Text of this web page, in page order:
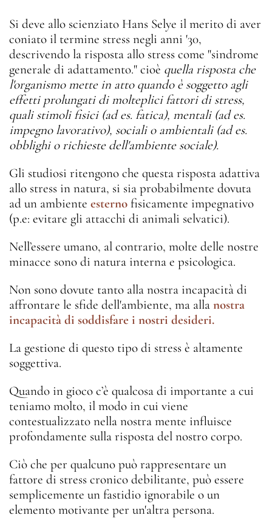
Si deve allo scienziato Hans Selye il merito di aver
coniato il termine stress negli anni '30,
descrivendo la risposta allo stress come "sindrome
generale di adattamento." cioè quella risposta che
l'organismo mette in atto quando è soggetto agli
effetti prolungati di molteplici fattori di stress,
quali stimoli fisici (ad es. fatica), mentali (ad es.
impegno lavorativo), sociali o ambientali (ad es.
obblighi o richieste dell'ambiente sociale).
Gli studiosi ritengono che questa risposta adattiva
allo stress in natura, si sia probabilmente dovuta
ad un ambiente esterno fisicamente impegnativo
(p.e: evitare gli attacchi di animali selvatici).
Nell’essere umano, al contrario, molte delle nostre
minacce sono di natura interna e psicologica.
Non sono dovute tanto alla nostra incapacità di
affrontare le sfide dell'ambiente, ma alla nostra
incapacità di soddisfare i nostri desideri.
La gestione di questo tipo di stress è altamente
soggettiva.
Quando in gioco c’è qualcosa di importante a cui
teniamo molto, il modo in cui viene
contestualizzato nella nostra mente influisce
profondamente sulla risposta del nostro corpo.
Ciò che per qualcuno può rappresentare un
fattore di stress cronico debilitante, può essere
semplicemente un fastidio ignorabile o un
elemento motivante per un'altra persona.